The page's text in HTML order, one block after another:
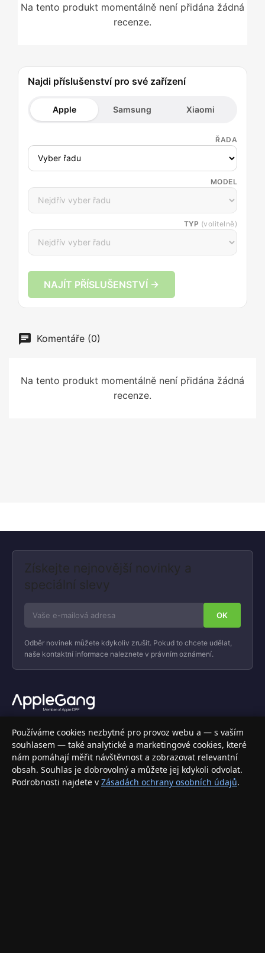
Na tento produkt momentálně není přidána žádná
recenze.
Najdi příslušenství pro své zařízení
Apple Samsung Xiaomi
ŘADA
MODEL
TYP (volitelně)
NAJÍT PŘÍSLUŠENSTVÍ →
Komentáře (0)
Na tento produkt momentálně není přidána žádná
recenze.
Získejte nejnovější novinky a
speciální slevy
Odběr novinek můžete kdykoliv zrušit. Pokud to chcete udělat,
naše kontaktní informace naleznete v právním oznámení.
Váš specializovaný obchod s Apple produkty, příslušenstvím a
elektronikou. Nakupujte bezpečně a s jistotou.
INFORMACE
Doprava a doručení
Používáme cookies nezbytné pro provoz webu a — s vaším
souhlasem — také analytické a marketingové cookies, které
nám pomáhají měřit návštěvnost a zobrazovat relevantní
obsah. Souhlas je dobrovolný a můžete jej kdykoli odvolat.
Podrobnosti najdete v Zásadách ochrany osobních údajů.